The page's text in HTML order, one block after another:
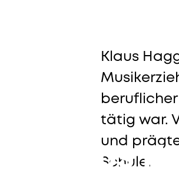
Klaus
Klaus
tätig war.
und
Schule.